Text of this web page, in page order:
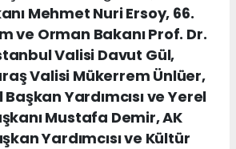
Mehmet Nuri Ersoy, 66.
ve Orman Bakanı Prof. Dr.
Valisi Davut Gül,
Valisi Mükerrem Ünlüer,
Yardımcısı ve Yerel
Mustafa Demir, AK
Yardımcısı ve Kültür